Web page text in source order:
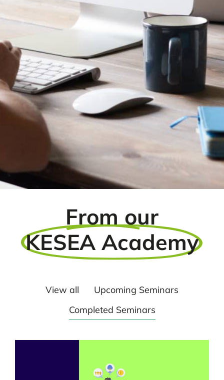
From our
KESEA Academy
View all
Upcoming Seminars
Completed Seminars